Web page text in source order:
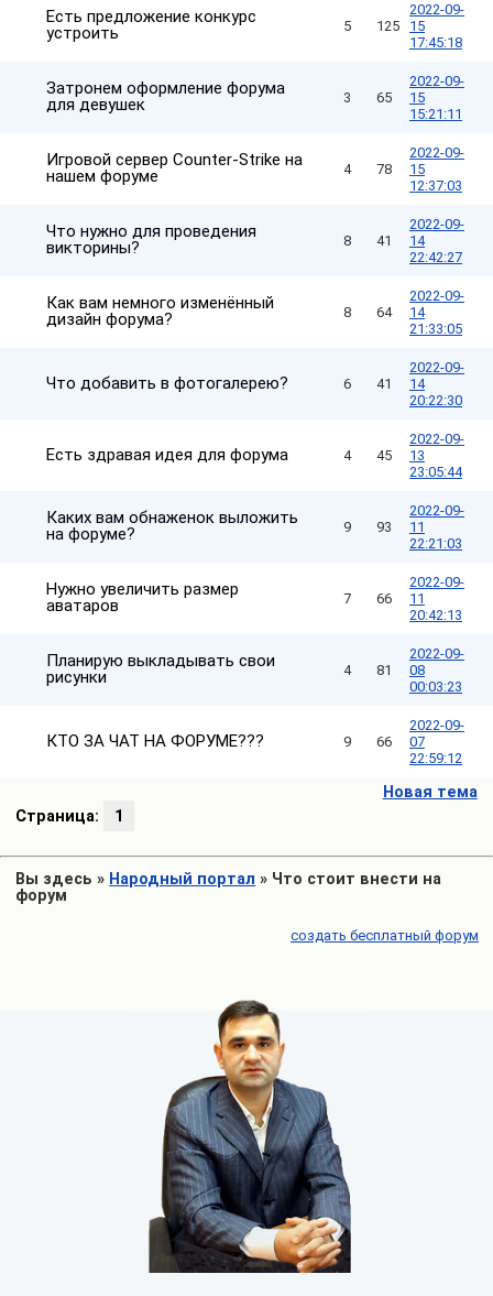
Есть предложение конкурс
устроить
5 125
2022-09-
15
17:45:18
Затронем оформление форума
для девушек
3 65
2022-09-
15
15:21:11
Игровой сервер Counter-Strike на
нашем форуме
4 78
2022-09-
15
12:37:03
Что нужно для проведения
викторины?
8 41
2022-09-
14
22:42:27
Как вам немного изменённый
дизайн форума?
8 64
2022-09-
14
21:33:05
Что добавить в фотогалерею? 6 41
2022-09-
14
20:22:30
Есть здравая идея для форума 4 45
2022-09-
13
23:05:44
Каких вам обнаженок выложить
на форуме?
9 93
2022-09-
11
22:21:03
Нужно увеличить размер
аватаров
7 66
2022-09-
11
20:42:13
Планирую выкладывать свои
рисунки
4 81
2022-09-
08
00:03:23
КТО ЗА ЧАТ НА ФОРУМЕ??? 9 66
2022-09-
07
22:59:12
Новая тема
Страница:
1
Вы здесь » Народный портал » Что стоит внести на
форум
создать бесплатный форум